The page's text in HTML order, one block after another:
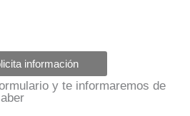
información
y te informaremos de